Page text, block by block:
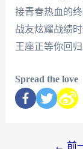
接青春热血的
战友炫耀战绩
王座正等你回归
Spread the love
← 前